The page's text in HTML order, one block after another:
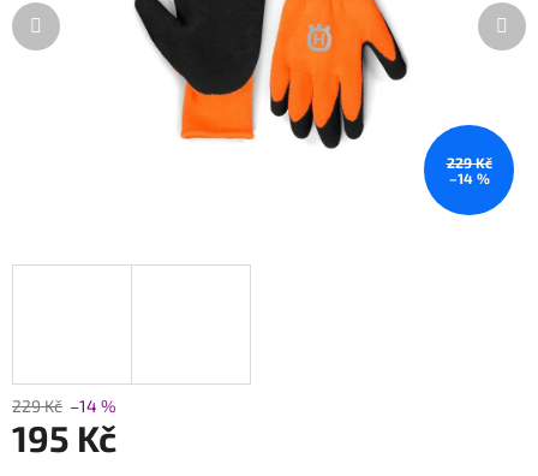
229 Kč
–14 %
229 Kč –14 %
195 Kč